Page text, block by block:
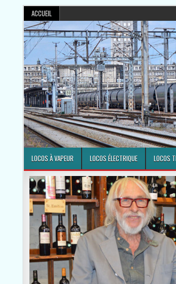
ACCUEIL
LOCOS À VAPEUR LOCOS ÉLECTRIQUE LOCOS